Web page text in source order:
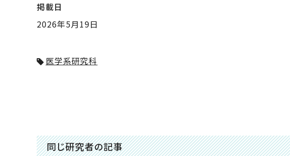
掲載日
2026年5月19日
医学系研究科
同じ研究者の記事